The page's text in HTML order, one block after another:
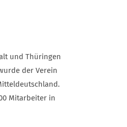
und Thüringen
der Verein
Mitarbeiter in